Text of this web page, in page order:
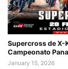
Supercross de
Campeonato
January 15, 2026